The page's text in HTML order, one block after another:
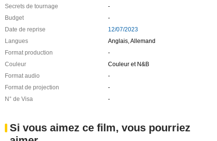
Secrets de tournage
-
Budget
-
Date de reprise
12/07/2023
Langues
Anglais, Allemand
Format production
-
Couleur
Couleur et N&B
Format audio
-
Format de projection
-
N° de Visa
-
Si vous aimez ce film, vous pourriez